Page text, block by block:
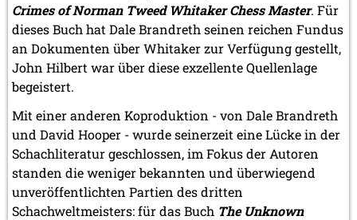
Crimes of Norman Tweed Whitaker Chess Master. Für
dieses Buch hat Dale Brandreth seinen reichen Fundus
an Dokumenten über Whitaker zur Verfügung gestellt,
John Hilbert war über diese exzellente Quellenlage
begeistert.
Mit einer anderen Koproduktion - von Dale Brandreth
und David Hooper - wurde seinerzeit eine Lücke in der
Schachliteratur geschlossen, im Fokus der Autoren
standen die weniger bekannten und überwiegend
unveröffentlichten Partien des dritten
Schachweltmeisters: für das Buch The Unknown